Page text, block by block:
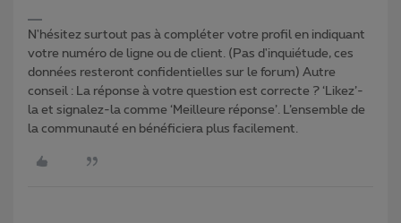
N'hésitez surtout pas à compléter votre profil en indiquant
votre numéro de ligne ou de client. (Pas d'inquiétude, ces
données resteront confidentielles sur le forum) Autre
conseil : La réponse à votre question est correcte ? ‘Likez’-
la et signalez-la comme ‘Meilleure réponse’. L’ensemble de
la communauté en bénéficiera plus facilement.